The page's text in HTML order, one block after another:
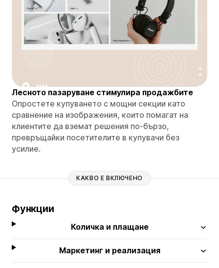
Лесното пазаруване стимулира продажбите
Опростете купуването с мощни секции като
сравнение на изображения, които помагат на
клиентите да вземат решения по-бързо,
превръщайки посетителите в купувачи без
усилие.
КАКВО Е ВКЛЮЧЕНО
Функции
Количка и плащане
Маркетинг и реализация